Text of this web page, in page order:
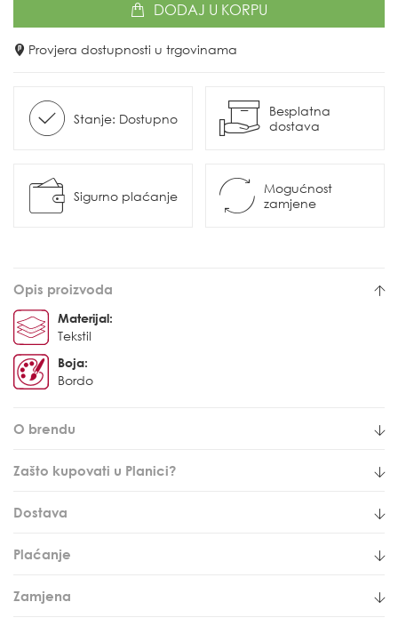
DODAJ U KORPU
Provjera dostupnosti u trgovinama
Stanje: Dostupno
Besplatna
dostava
Sigurno plaćanje
Mogućnost
zamjene
Opis proizvoda
Materijal:
Tekstil
Boja:
Bordo
O brendu
Zašto kupovati u Planici?
Dostava
Plaćanje
Zamjena